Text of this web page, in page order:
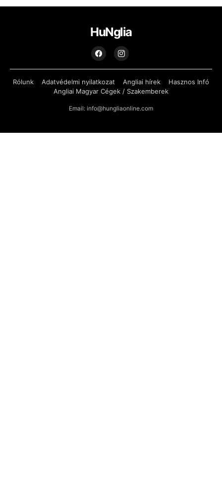
HuNglia
Rólunk Adatvédelmi nyilatkozat Angliai hírek
Hasznos Infó
Angliai Magyar Cégek / Szakemberek
Email: info@hungliaonline.com